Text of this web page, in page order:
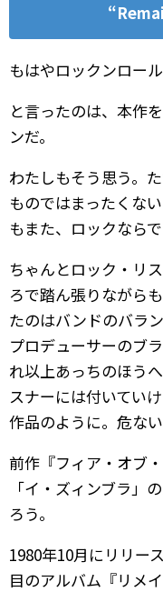
もはやロックンロール
と言ったのは、本作
ンだ。
わたしもそう思う。
ものではまったくな
もまた、ロックなら
ちゃんとロック・リ
ろで踏ん張りながら
たのはバンドのバラ
プロデューサーのブ
れ以上あっちのほう
スナーには付いてい
作品のように。危な
前作『フィア・オブ
「イ・ズィンブラ」
ろう。
1980年10月にリリー
目のアルバム『リメ